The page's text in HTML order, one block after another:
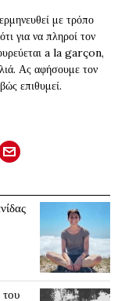
με τρόπο
για να πληροί τον
a la garçon,
Ας αφήσουμε τον
επιθυμεί.